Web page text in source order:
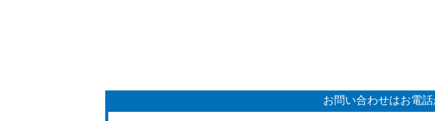
お問い合わせはお電話